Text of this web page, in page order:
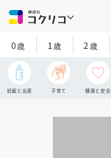
0歳 1歳 2 歳
妊娠と出産 子育て 健康と安全